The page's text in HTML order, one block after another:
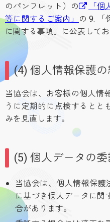
のパンフレット）の
「個
等に関するご案内」の 9. 「
に関する事項」に公表して
(4) 個人情報保護
当協会は、お客様の個人情
うに定期的に点検するとと
みを見直します。
(5) 個人データの
当協会は、個人情報保
に基づき個人データに関
合があります。